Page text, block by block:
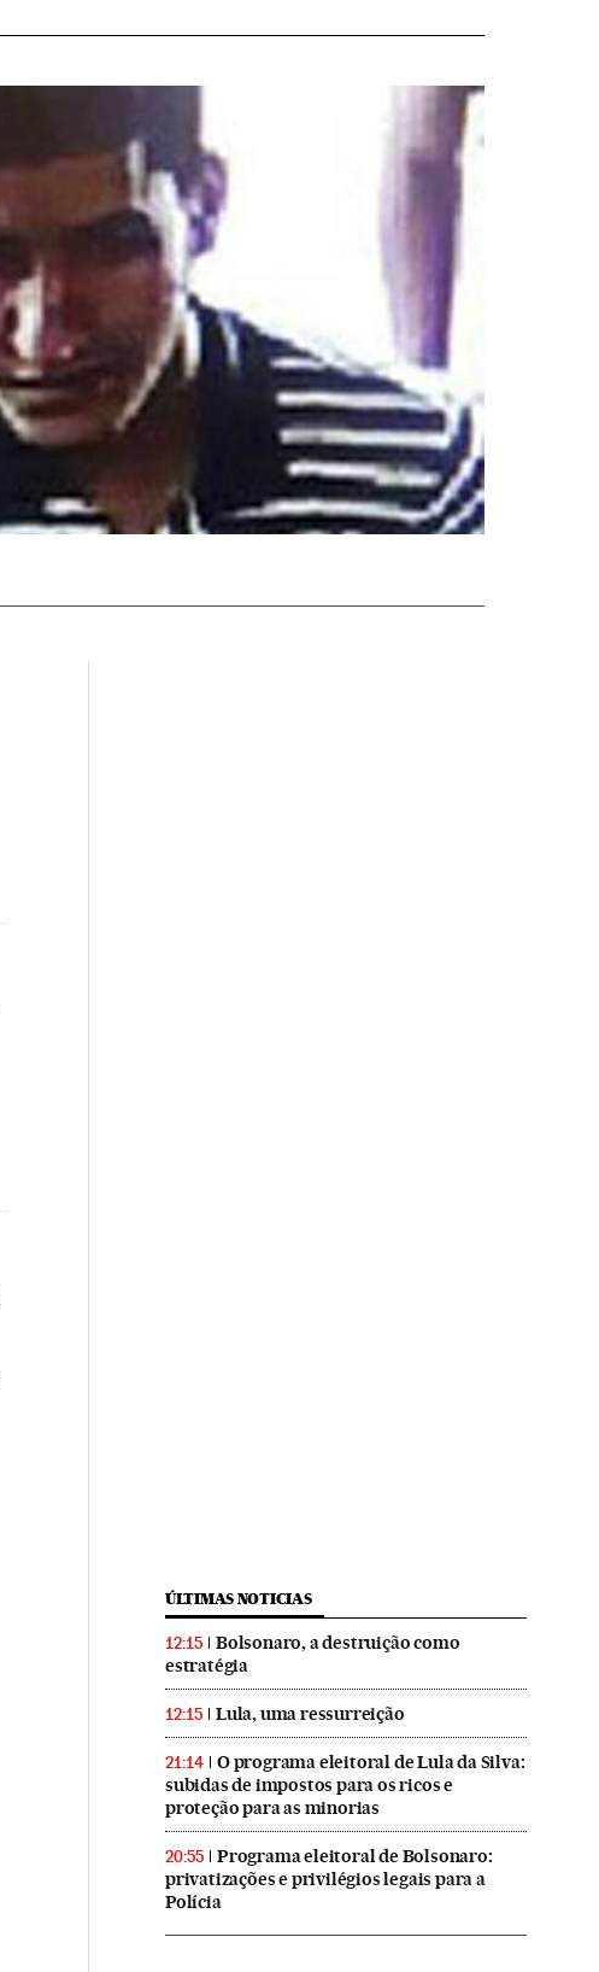
ÚLTIMAS NOTICIAS
12:15
Bolsonaro, a destruição como
estratégia
12:15 Lula, uma ressurreição
21:14
O programa eleitoral de Lula da Silva:
subidas de impostos para os ricos e
proteção para as minorias
20:55
Programa eleitoral de Bolsonaro:
privatizações e privilégios legais para a
Polícia